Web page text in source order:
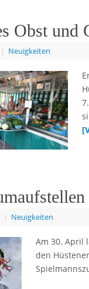
Obst und
| Neuigkeiten
| Neuigkeiten
Am 30. April
den